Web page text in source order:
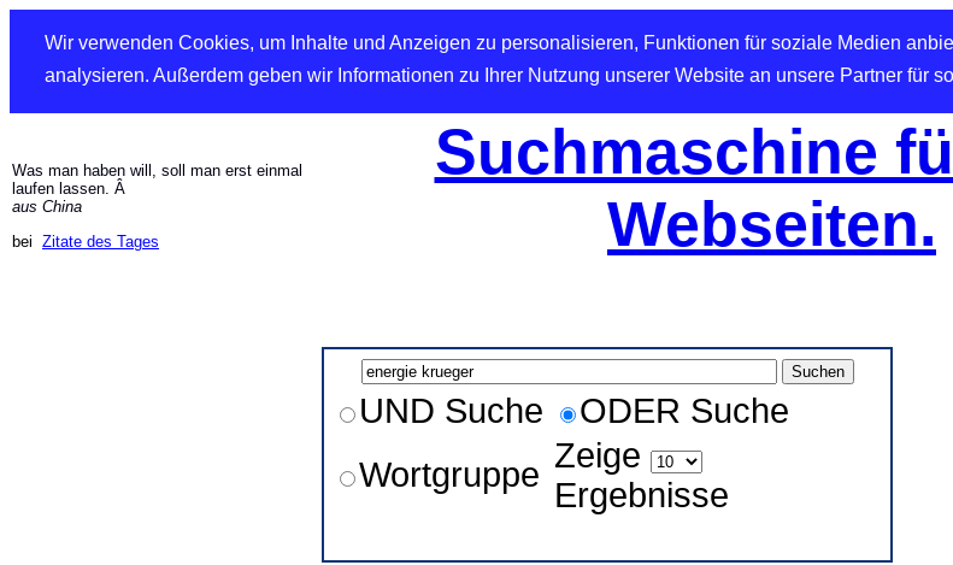
Wir verwenden Cookies, um Inhalte und Anzeigen zu personalisieren, Funktionen für soziale Medien
analysieren. Außerdem geben wir Informationen zu Ihrer Nutzung unserer Website an unsere Partner für
Was man haben will, soll man erst einmal
laufen lassen. Â
aus China
bei Zitate des Tages
Suchmaschine
Webseiten.
UND Suche
ODER Suche
Wortgruppe Zeige
Ergebnisse